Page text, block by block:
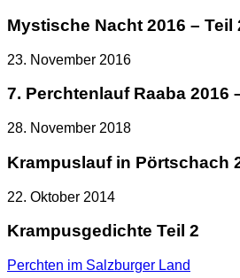
Mystische Nacht 2016 – Teil
23. November 2016
7. Perchtenlauf Raaba 2016
28. November 2018
Krampuslauf in Pörtschach
22. Oktober 2014
Krampusgedichte Teil 2
Perchten im Salzburger Land